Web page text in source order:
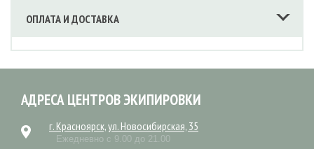
ОПЛАТА И ДОСТАВКА
АДРЕСА ЦЕНТРОВ ЭКИПИРОВКИ
г. Красноярск, ул. Новосибирская, 35
Ежедневно с 9.00 до 21.00